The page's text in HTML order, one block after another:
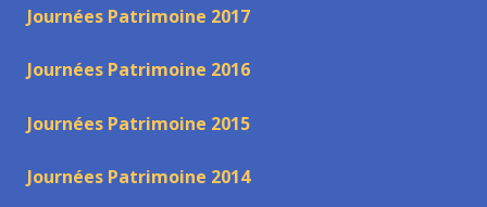
Journées Patrimoine 2017
Journées Patrimoine 2016
Journées Patrimoine 2015
Journées Patrimoine 2014